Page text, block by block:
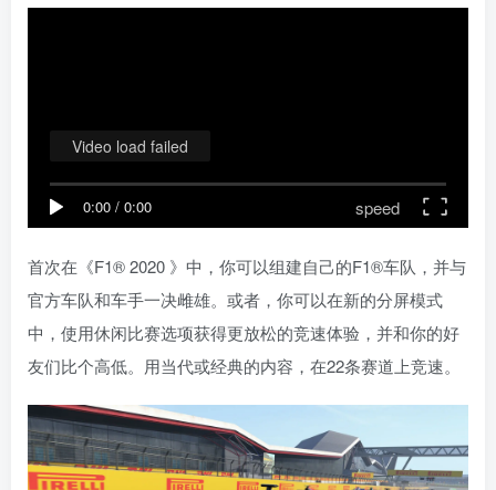
0:00 / 0:00 speed
Video load failed
首次在《F1® 2020 》中，你可以组建自己的F1®车队，并与
官方车队和车手一决雌雄。或者，你可以在新的分屏模式
中，使用休闲比赛选项获得更放松的竞速体验，并和你的好
友们比个高低。用当代或经典的内容，在22条赛道上竞速。